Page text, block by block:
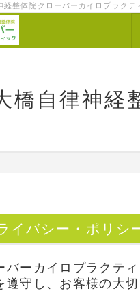
経整体院クローバーカイロプラク
橋自律神経
イバシー・ポリシ
バーカイロプラクテ
遵守し、お客様の大